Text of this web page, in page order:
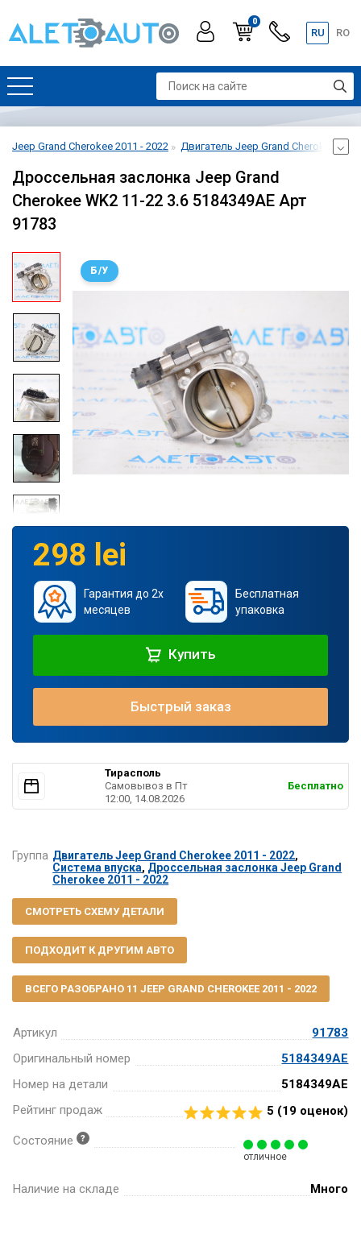
0
RU RO
Jeep Grand Cherokee 2011 - 2022 Двигатель Jeep Grand Cherokee
Дроссельная заслонка Jeep Grand
Cherokee WK2 11-22 3.6 5184349AE Арт
91783
Б/У
Артикул
91783
Оригинальный номер
5184349AE
Номер на детали
5184349AE
Рейтинг продаж
5 (19 оценок)
Состояние
отличное
Наличие на складе Много
298 lei
Гарантия до 2х
месяцев
Бесплатная
упаковка
Купить
Быстрый заказ
Тирасполь
Самовывоз в Пт
12:00, 14.08.2026
Бесплатно
Группа Двигатель Jeep Grand Cherokee 2011 - 2022,
Система впуска, Дроссельная заслонка Jeep Grand
Cherokee 2011 - 2022
СМОТРЕТЬ СХЕМУ ДЕТАЛИ
ПОДХОДИТ К ДРУГИМ АВТО
ВСЕГО РАЗОБРАНО 11 JEEP GRAND CHEROKEE 2011 - 2022